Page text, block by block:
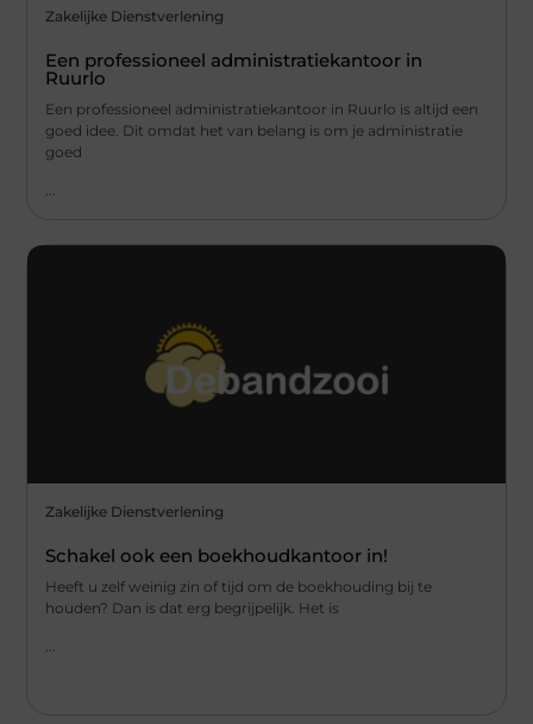
Zakelijke Dienstverlening
Een professioneel administratiekantoor in
Ruurlo
Een professioneel administratiekantoor in Ruurlo is altijd een
goed idee. Dit omdat het van belang is om je administratie
goed
Zakelijke Dienstverlening
Schakel ook een boekhoudkantoor in!
Heeft u zelf weinig zin of tijd om de boekhouding bij te
houden? Dan is dat erg begrijpelijk. Het is
...